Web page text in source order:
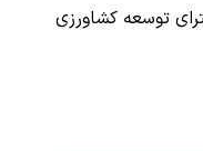
توسعه کشاورزی